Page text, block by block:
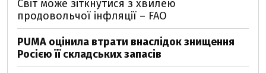
Світ може зіткнутися з хвилею
продовольчої інфляції – FAO
PUMA оцінила втрати внаслідок знищення
Росією її складських запасів